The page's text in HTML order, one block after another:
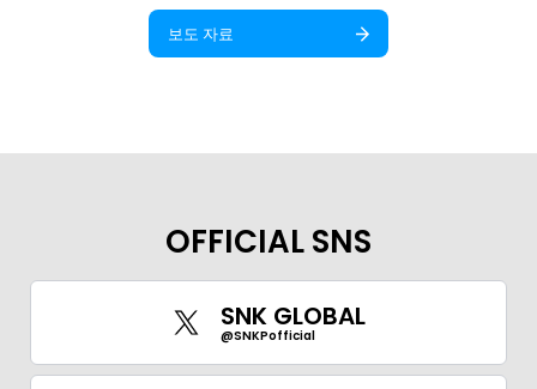
보도 자료
OFFICIAL SNS
SNK GLOBAL
@SNKPofficial